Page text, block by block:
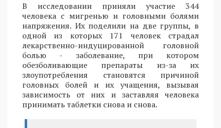
В исследовании приняли участие 344
человека с мигренью и головными болями
напряжения. Их поделили на две группы, в
одной из которых 171 человек страдал
лекарственно-индуцированной головной
болью - заболевание, при котором
обезболивающие препараты из-за их
злоупотребления становятся причиной
головных болей и их учащения, вызывая
зависимость от них и заставляя человека
принимать таблетки снова и снова.